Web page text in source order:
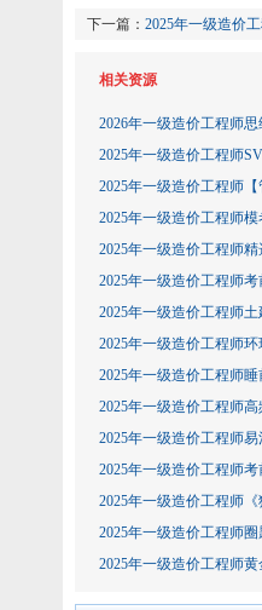
下一篇： 2025年一级造价
相关资源
2026年一级造价工程师
2025年一级造价工程师
2025年一级造价工程师
2025年一级造价工程师
2025年一级造价工程师
2025年一级造价工程师考
2025年一级造价工程师
2025年一级造价工程师
2025年一级造价工程师
2025年一级造价工程师
2025年一级造价工程师
2025年一级造价工程师
2025年一级造价工程师《
2025年一级造价工程师
2025年一级造价工程师